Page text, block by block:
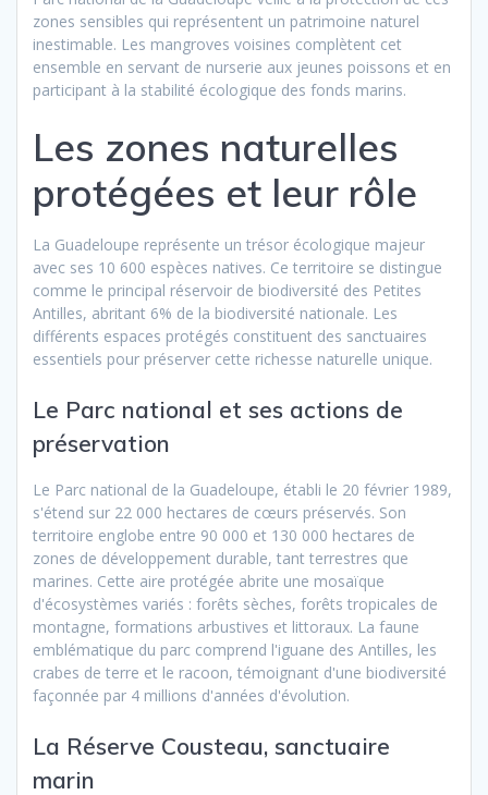
zones sensibles qui représentent un patrimoine naturel
inestimable. Les mangroves voisines complètent cet
ensemble en servant de nurserie aux jeunes poissons et en
participant à la stabilité écologique des fonds marins.
Les zones naturelles
protégées et leur rôle
La Guadeloupe représente un trésor écologique majeur
avec ses 10 600 espèces natives. Ce territoire se distingue
comme le principal réservoir de biodiversité des Petites
Antilles, abritant 6% de la biodiversité nationale. Les
différents espaces protégés constituent des sanctuaires
essentiels pour préserver cette richesse naturelle unique.
Le Parc national et ses actions de
préservation
Le Parc national de la Guadeloupe, établi le 20 février 1989,
s'étend sur 22 000 hectares de cœurs préservés. Son
territoire englobe entre 90 000 et 130 000 hectares de
zones de développement durable, tant terrestres que
marines. Cette aire protégée abrite une mosaïque
d'écosystèmes variés : forêts sèches, forêts tropicales de
montagne, formations arbustives et littoraux. La faune
emblématique du parc comprend l'iguane des Antilles, les
crabes de terre et le racoon, témoignant d'une biodiversité
façonnée par 4 millions d'années d'évolution.
La Réserve Cousteau, sanctuaire
marin